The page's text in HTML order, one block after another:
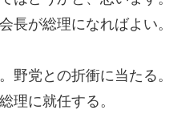
長が総理になればよい。
野党との折衝に当たる
理に就任する。